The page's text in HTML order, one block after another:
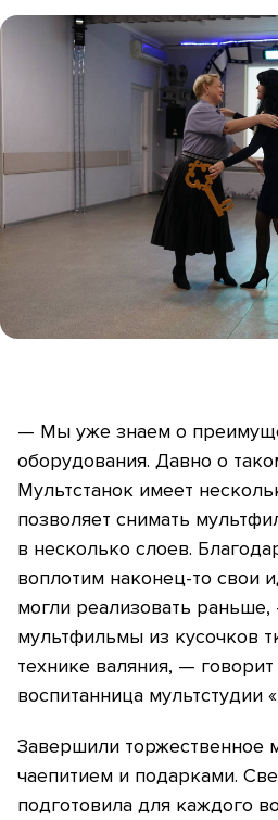
— Мы уже знаем о
оборудования. Давно о
Мультстанок имеет
позволяет снимать
в несколько слоев.
воплотим наконец-то свои
могли реализовать
мультфильмы из кусочков
технике валяния, —
воспитанница мультстудии
Завершили торжественное
чаепитием и подарками.
подготовила для каждого